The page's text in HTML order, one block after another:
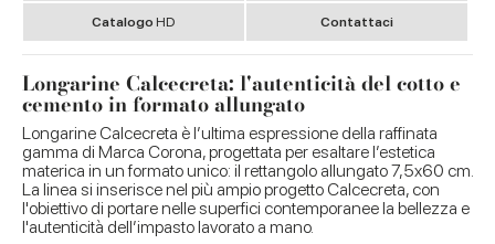
Catalogo HD Contattaci
Longarine Calcecreta: l'autenticità del cotto e
cemento in formato allungato
Longarine Calcecreta è l’ultima espressione della raffinata
gamma di Marca Corona, progettata per esaltare l’estetica
materica in un formato unico: il rettangolo allungato 7,5x60 cm.
La linea si inserisce nel più ampio progetto Calcecreta, con
l'obiettivo di portare nelle superfici contemporanee la bellezza e
l'autenticità dell’impasto lavorato a mano.